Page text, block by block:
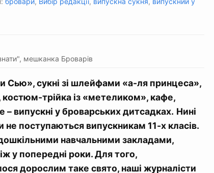
мешканка Броварів
Сью», сукні зі шлейфами «а-ля принцеса»,
костюм-трійка із «метеликом», кафе,
– випускні у броварських дитсадках. Нині
не поступаються випускникам 11-х класів.
навчальними закладами,
у попередні роки. Для того,
дорослим таке свято, наші журналісти